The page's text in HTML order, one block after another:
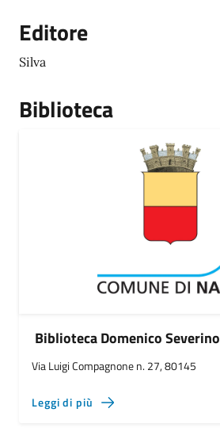
Editore
Silva
Biblioteca
Biblioteca Domenico Severino
Via Luigi Compagnone n. 27, 80145
Leggi di più